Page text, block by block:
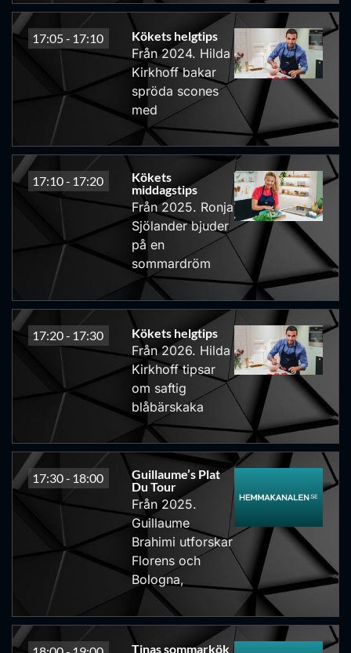
17:05 - 17:10 Kökets helgtips
Från 2024. Hilda
Kirkhoff bakar
spröda scones
med
17:10 - 17:20
Kökets
middagstips
Från 2025. Ronja
Sjölander bjuder
på en
sommardröm
17:20 - 17:30 Kökets helgtips
Från 2026. Hilda
Kirkhoff tipsar
om saftig
blåbärskaka
17:30 - 18:00
Guillaume’s Plat
Du Tour
Från 2025.
Guillaume
Brahimi utforskar
Florens och
Bologna,
Tinas sommarkök